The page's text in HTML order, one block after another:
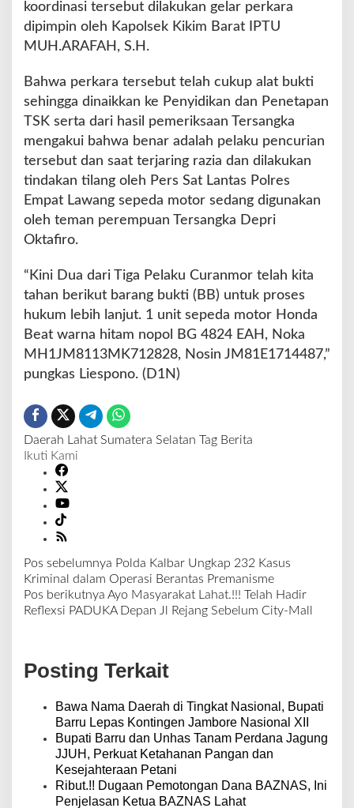
koordinasi tersebut dilakukan gelar perkara
dipimpin oleh Kapolsek Kikim Barat IPTU
MUH.ARAFAH, S.H.
Bahwa perkara tersebut telah cukup alat bukti
sehingga dinaikkan ke Penyidikan dan Penetapan
TSK serta dari hasil pemeriksaan Tersangka
mengakui bahwa benar adalah pelaku pencurian
tersebut dan saat terjaring razia dan dilakukan
tindakan tilang oleh Pers Sat Lantas Polres
Empat Lawang sepeda motor sedang digunakan
oleh teman perempuan Tersangka Depri
Oktafiro.
“Kini Dua dari Tiga Pelaku Curanmor telah kita
tahan berikut barang bukti (BB) untuk proses
hukum lebih lanjut. 1 unit sepeda motor Honda
Beat warna hitam nopol BG 4824 EAH, Noka
MH1JM8113MK712828, Nosin JM81E1714487,”
pungkas Liespono. (D1N)
Daerah Lahat Sumatera Selatan Tag Berita
Ikuti Kami
N
a
v
a
s
Pos sebelumnya Polda Kalbar Ungkap 232 Kasus
Kriminal dalam Operasi Berantas Premanisme
Pos berikutnya Ayo Masyarakat Lahat.!!! Telah Hadir
Reflexsi PADUKA Depan Jl Rejang Sebelum City-Mall
Posting Terkait
Bawa Nama Daerah di Tingkat Nasional, Bupati
Barru Lepas Kontingen Jambore Nasional XII
Bupati Barru dan Unhas Tanam Perdana Jagung
JJUH, Perkuat Ketahanan Pangan dan
Kesejahteraan Petani
Ribut.!! Dugaan Pemotongan Dana BAZNAS, Ini
Penjelasan Ketua BAZNAS Lahat